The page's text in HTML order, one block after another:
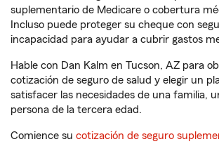
suplementario de Medicare o cobertura
Incluso puede proteger su cheque con
incapacidad para ayudar a cubrir gastos
Hable con Dan Kalm en Tucson, AZ para
cotización de seguro de salud y elegir un
satisfacer las necesidades de una familia,
persona de la tercera edad.
Comience su cotización de seguro